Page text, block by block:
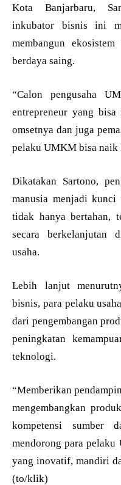
Kota Banjarbaru,
inkubator bisnis ini
membangun
berdaya saing.
“Calon pengusaha
entrepreneur yang
omsetnya dan juga
pelaku UMKM bisa naik
Dikatakan Sartono,
manusia menjadi
tidak hanya bertahan,
secara berkelanjutan
usaha.
Lebih lanjut
bisnis, para pelaku
dari pengembangan
peningkatan
teknologi.
“Memberikan
mengembangkan
kompetensi sumber
mendorong para pelaku
yang inovatif, mandiri
(to/klik)